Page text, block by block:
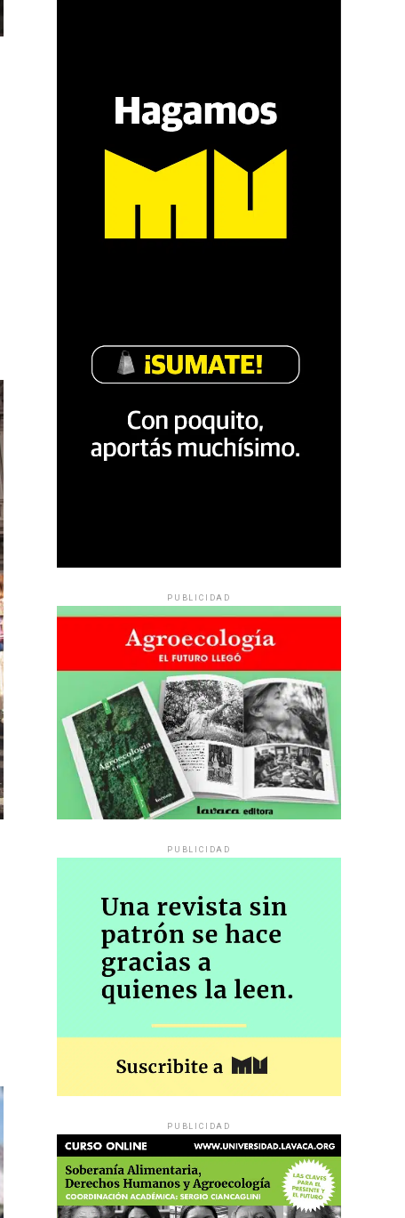
PUBLICIDAD
PUBLICIDAD
PUBLICIDAD